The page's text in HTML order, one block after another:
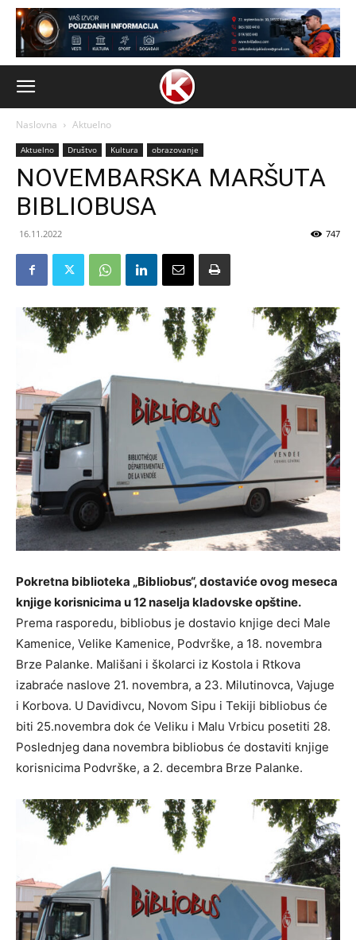
Naslovna Aktuelno
Aktuelno Društvo Kultura obrazovanje
NOVEMBARSKA MARŠUTA
BIBLIOBUSA
16.11.2022 747
Pokretna biblioteka „Bibliobus“, dostaviće ovog meseca
knjige korisnicima u 12 naselja kladovske opštine.
Prema rasporedu, bibliobus je dostavio knjige deci Male
Kamenice, Velike Kamenice, Podvrške, a 18. novembra
Brze Palanke. Mališani i školarci iz Kostola i Rtkova
izabraće naslove 21. novembra, a 23. Milutinovca, Vajuge
i Korbova. U Davidivcu, Novom Sipu i Tekiji bibliobus će
biti 25.novembra dok će Veliku i Malu Vrbicu posetiti 28.
Poslednjeg dana novembra bibliobus će dostaviti knjige
korisnicima Podvrške, a 2. decembra Brze Palanke.